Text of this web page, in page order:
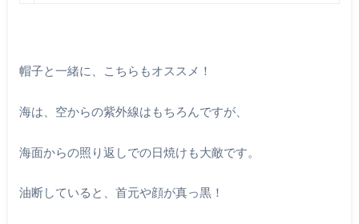
帽子と一緒に、こちらもオススメ！
海は、空からの紫外線はもちろんですが、
海面からの照り返しでの日焼けも大敵です。
油断していると、首元や顔が真っ黒！